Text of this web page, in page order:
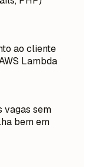
ao cliente
Lambda
vagas sem
bem em